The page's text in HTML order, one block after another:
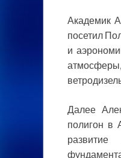
Академик
посетил
и
Далее
полигон в
развитие